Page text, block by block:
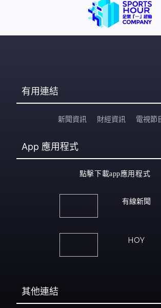
有用連結
新聞資訊 財經資訊 電視節
App 應用程式
點擊下載app應用程式
有線新聞
HOY
其他連結